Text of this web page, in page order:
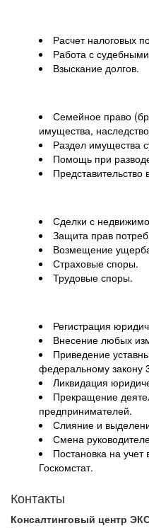
Расчет налоговых
Работа с
Взыскание долгов.
Семейное право
имущества,
Раздел имущества
Помощь при
Представительство
Сделки с
Защита прав
Возмещение
Страховые споры.
Трудовые споры.
Регистрация
Внесение любых
Приведение
федеральному закону
Ликвидация
Прекращение
предпринимателей.
Слияние и
Смена
Постановка на
Госкомстат.
Контакты
Консалтинговый центр